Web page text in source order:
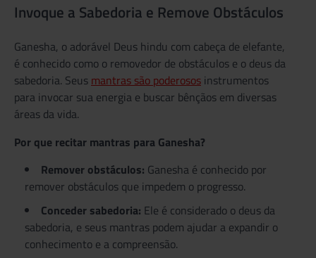
Invoque a Sabedoria e Remove Obstáculos
Ganesha, o adorável Deus hindu com cabeça de elefante,
é conhecido como o removedor de obstáculos e o deus da
sabedoria. Seus mantras são poderosos instrumentos
para invocar sua energia e buscar bênçãos em diversas
áreas da vida.
Por que recitar mantras para Ganesha?
Remover obstáculos: Ganesha é conhecido por
remover obstáculos que impedem o progresso.
Conceder sabedoria: Ele é considerado o deus da
sabedoria, e seus mantras podem ajudar a expandir o
conhecimento e a compreensão.